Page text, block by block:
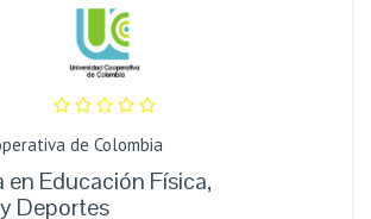
de Colombia
en Educación Física,
Deportes